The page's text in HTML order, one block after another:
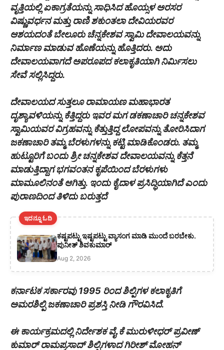
ವೃತ್ತಿಯಲ್ಲಿ ಏಕಾಗ್ರತೆಯನ್ನು ಸಾಧಿಸಿದ ಹೊಯ್ಸಳ ಅರಸರ
ವಿಷ್ಣುವರ್ಧನ ಮತ್ತು ರಾಣಿ ಶಕುಂತಲಾ ದೇವಿಯರವರ
ಆಶಯದಂತೆ ಬೇಲೂರು ಚೆನ್ನಕೇಶವ ಸ್ವಾಮಿ ದೇವಾಲಯವನ್ನು
ನಿರ್ಮಾಣ ಮಾಡುವ ಹೊಣೆಯನ್ನು ಹೊತ್ತಿದರು. ಅದು
ದೇವಾಲಯವಾಗದೆ ಅಪರೂಪದ ಕಲಾಕೃತಿಯಾಗಿ ನಿರ್ಮಿಸಲು
ಸೇವೆ ಸಲ್ಲಿಸಿದ್ದರು.
ದೇವಾಲಯದ ಸುತ್ತಲೂ ರಾಮಾಯಣ ಮಹಾಭಾರತ
ದೃಶ್ಯಾವಳಿಯನ್ನು ಕೆತ್ತಿದ್ದರು ಇವರ ಮಗ ಡಕಣಾಚಾರಿ ಚನ್ನಕೇಶವ
ಸ್ವಾಮಿಯವರ ವಿಗ್ರಹವನ್ನು ಕೆತ್ತುತ್ತಿದ್ದ ಲೋಪವನ್ನು ತೋರಿಸಿದಾಗ
ಜಕಣಾಚಾರಿ ತಮ್ಮ ಬೆರಳುಗಳನ್ನು ಕಟ್ಟಿ ಮಾಡಿಕೊಂಡರು. ತಮ್ಮ
ಹುಟ್ಟೂರಿಗೆ ಬಂದು ಶ್ರೀ ಚನ್ನಕೇಶವ ದೇವಾಲಯವನ್ನು ಕೆತ್ತನೆ
ಮಾಡುತ್ತಿದ್ದಾಗ ಭಗವಂತನ ಕೃಪೆಯಿಂದ ಬೆರಳುಗಳು
ಮಾಮೂಲಿನಂತೆ ಆಗಿತ್ತು. ಇಂದು ಕೈದಾಳ ಪ್ರಸಿದ್ಧಿಯಾಗಿದೆ ಎಂದು
ಪುರಾಣದಿಂದ ತಿಳಿದು ಬರುತ್ತದೆ‌
ಇದನ್ನೂ ಓದಿ
ಕಷ್ಟಪಟ್ಟು ಇಷ್ಟಪಟ್ಟು ವ್ಯಾಸಂಗ ಮಾಡಿ ಮುಂದೆ ಬರಬೇಕು.
ಪುನೀತ್ ಶಿವಕುಮಾರ್
Aug 2, 2026
ಕರ್ನಾಟಕ ಸರ್ಕಾರವು 1995 ರಿಂದ ಶಿಲ್ಪಿಗಳ ಕಲಾಕೃತಿಗೆ
ಅಮರಶಿಲ್ಪಿ ಜಕಣಾಚಾರಿ ಪ್ರಶಸ್ತಿ ನೀಡಿ ಗೌರವಿಸಿದೆ.
ಈ ಕಾರ್ಯಕ್ರಮದಲ್ಲಿ ನಿರ್ದೇಶಕ ವೈ.ಕೆ ಮುರುಳೀಧರ್ ಪ್ರವೀಣ್
ಕುಮಾರ್ ರಾಮಪ್ರಸಾದ್ ಶಿಲ್ಪಿಗಳಾದ ಗಿರೀಶ್ ಮೋಹನ್